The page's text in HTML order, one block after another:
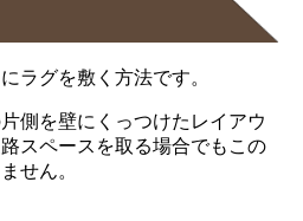
ラグを敷く方法です。
側を壁にくっつけたレイアウ
スペースを取る場合でもこの
せん。